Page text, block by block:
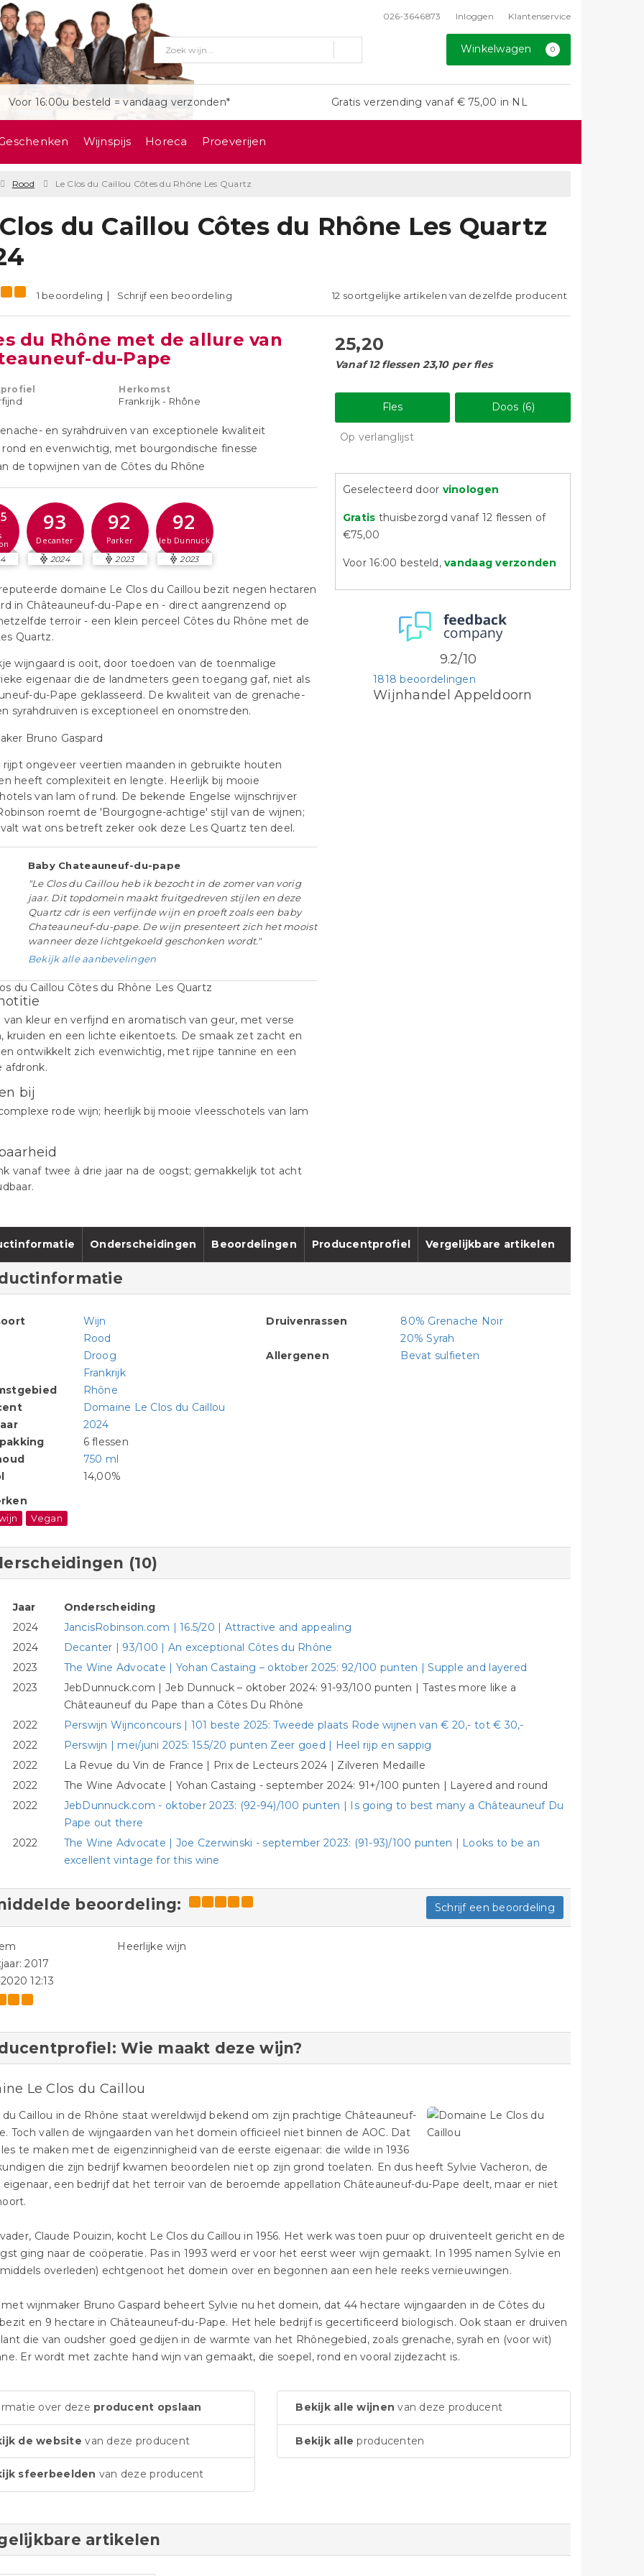
026-3646873 Inloggen Klantenservice
Winkelwagen 0
Voor 16:00u besteld = vandaag verzonden* Gratis verzending vanaf € 75,00 in NL
Wijnspijs Horeca Proeverijen
Rood Le Clos du Caillou Côtes du Rhône Les Quartz
du Caillou Côtes du Rhône Les Quartz
1 beoordeling Schrijf een beoordeling 12 soortgelijke artikelen van dezelfde producent
du Rhône met de allure van
du-Pape
Herkomst
Frankrijk - Rhône
en syrahdruiven van exceptionele kwaliteit
rond en evenwichtig, met bourgondische finesse
de topwijnen van de Côtes du Rhône
93
Decanter
2024
92
Parker
2023
92
Jeb Dunnuck
2023
domaine Le Clos du Caillou bezit negen hectaren
in Châteauneuf-du-Pape en - direct aangrenzend op
terroir - een klein perceel Côtes du Rhône met de
Quartz.
wijngaard is ooit, door toedoen van de toenmalige
eigenaar die de landmeters geen toegang gaf, niet als
du-Pape geklasseerd. De kwaliteit van de grenache-
syrahdruiven is exceptioneel en onomstreden.
rijpt ongeveer veertien maanden in gebruikte houten
heeft complexiteit en lengte. Heerlijk bij mooie
van lam of rund. De bekende Engelse wijnschrijver
roemt de 'Bourgogne-achtige' stijl van de wijnen;
wat ons betreft zeker ook deze Les Quartz ten deel.
Baby Chateauneuf-du-pape
"Le Clos du Caillou heb ik bezocht in de zomer van vorig
jaar. Dit topdomein maakt fruitgedreven stijlen en deze
Quartz cdr is een verfijnde wijn en proeft zoals een baby
Chateauneuf-du-pape. De wijn presenteert zich het mooist
wanneer deze lichtgekoeld geschonken wordt."
Bekijk alle aanbevelingen
van kleur en verfijnd en aromatisch van geur, met verse
kruiden en een lichte eikentoets. De smaak zet zacht en
ontwikkelt zich evenwichtig, met rijpe tannine en een
afdronk.
bij
rode wijn; heerlijk bij mooie vleesschotels van lam
vanaf twee à drie jaar na de oogst; gemakkelijk tot acht
25,20
Vanaf 12 flessen 23,10 per fles
Fles Doos (6)
Op verlanglijst
Geselecteerd door vinologen
Gratis thuisbezorgd vanaf 12 flessen of
€75,00
Voor 16:00 besteld,vandaag verzonden
Wijnhandel Appeldoorn
1818 beoordelingen
9.2/10
Onderscheidingen Beoordelingen Producentprofiel Vergelijkbare artikelen
Wijn
Rood
Droog
Frankrijk
Rhône
Domaine Le Clos du Caillou
2024
6 flessen
750 ml
14,00%
Druivenrassen
80% Grenache Noir
20% Syrah
Allergenen
Bevat sulfieten
Vegan
(10)
Jaar
Onderscheiding
2024
JancisRobinson.com | 16.5/20 | Attractive and appealing
2024
Decanter | 93/100 | An exceptional Côtes du Rhône
2023
The Wine Advocate | Yohan Castaing – oktober 2025: 92/100 punten | Supple and layered
2023
JebDunnuck.com | Jeb Dunnuck – oktober 2024: 91-93/100 punten | Tastes more like a
Châteauneuf du Pape than a Côtes Du Rhône
2022
Perswijn Wijnconcours | 101 beste 2025: Tweede plaats Rode wijnen van € 20,- tot € 30,-
2022
Perswijn | mei/juni 2025: 15.5/20 punten Zeer goed | Heel rijp en sappig
2022
La Revue du Vin de France | Prix de Lecteurs 2024 | Zilveren Medaille
2022
The Wine Advocate | Yohan Castaing - september 2024: 91+/100 punten | Layered and round
2022
JebDunnuck.com - oktober 2023: (92-94)/100 punten | Is going to best many a Châteauneuf Du
Pape out there
2022
The Wine Advocate | Joe Czerwinski - september 2023: (91-93)/100 punten | Looks to be an
excellent vintage for this wine
beoordeling: Schrijf een beoordeling
2017
12:13
Heerlijke wijn
Wie maakt deze wijn?
Le Clos du Caillou
du Caillou in de Rhône staat wereldwijd bekend om zijn prachtige Châteauneuf-
Toch vallen de wijngaarden van het domein officieel niet binnen de AOC. Dat
te maken met de eigenzinnigheid van de eerste eigenaar: die wilde in 1936
die zijn bedrijf kwamen beoordelen niet op zijn grond toelaten. En dus heeft Sylvie Vacheron, de
eigenaar, een bedrijf dat het terroir van de beroemde appellation Châteauneuf-du-Pape deelt, maar er niet
Claude Pouizin, kocht Le Clos du Caillou in 1956. Het werk was toen puur op druiventeelt gericht en de
ging naar de coöperatie. Pas in 1993 werd er voor het eerst weer wijn gemaakt. In 1995 namen Sylvie en
overleden) echtgenoot het domein over en begonnen aan een hele reeks vernieuwingen.
wijnmaker Bruno Gaspard beheert Sylvie nu het domein, dat 44 hectare wijngaarden in de Côtes du
en 9 hectare in Châteauneuf-du-Pape. Het hele bedrijf is gecertificeerd biologisch. Ook staan er druiven
die van oudsher goed gedijen in de warmte van het Rhônegebied, zoals grenache, syrah en (voor wit)
Er wordt met zachte hand wijn van gemaakt, die soepel, rond en vooral zijdezacht is.
over deze producent opslaan
de website van deze producent
sfeerbeelden van deze producent
Bekijk alle wijnen van deze producent
Bekijk alle producenten
artikelen